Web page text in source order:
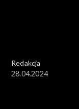
Redakcja
28.04.2024